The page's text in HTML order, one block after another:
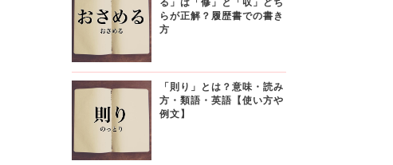
らが正解？履歴書での書き
方
「則り」とは？意味・読み
方・類語・英語【使い方や
例文】